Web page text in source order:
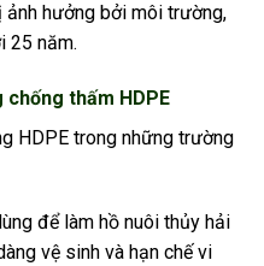
ảnh hưởng bởi môi trường,
25 năm.
thấm HDPE
HDPE trong những trường
để làm hồ nuôi thủy hải
vệ sinh và hạn chế vi